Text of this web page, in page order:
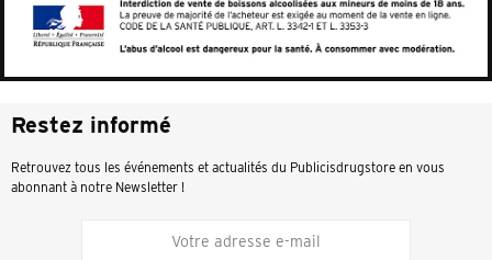
Restez informé
Retrouvez tous les événements et actualités du Publicisdrugstore en vous
abonnant à notre Newsletter !